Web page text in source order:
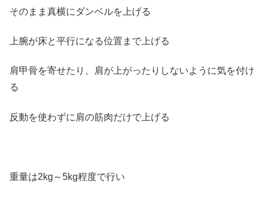
そのまま真横にダンベルを上げる
上腕が床と平行になる位置まで上げる
肩甲骨を寄せたり、肩が上がったりしないように気を付け
る
反動を使わずに肩の筋肉だけで上げる
重量は2kg～5kg程度で行い